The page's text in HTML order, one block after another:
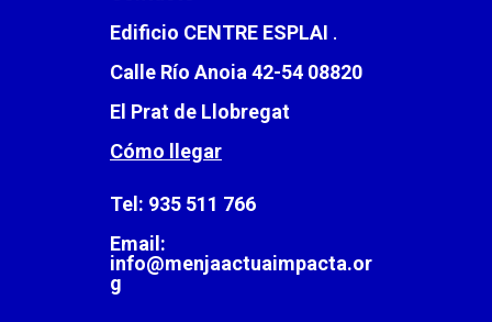
Edificio CENTRE ESPLAI .
Calle Río Anoia 42-54 08820
El Prat de Llobregat
Cómo llegar
Tel: 935 511 766
Email:
info@menjaactuaimpacta.or
g